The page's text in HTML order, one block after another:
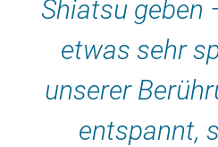
Shiatsu geben
etwas sehr
unserer
entspannt,